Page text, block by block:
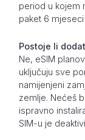
period u kojem
paket 6
Postoje li
Ne, eSIM
uključuju sve
namijenjeni
zemlje. Nećeš
ispravno
SIM-u je